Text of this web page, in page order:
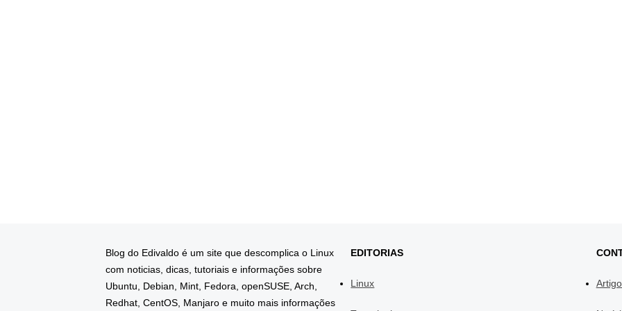
Blog do Edivaldo é um site que descomplica o Linux
com noticias, dicas, tutoriais e informações sobre
Ubuntu, Debian, Mint, Fedora, openSUSE, Arch,
Redhat, CentOS, Manjaro e muito mais informações
EDITORIAS
Linux